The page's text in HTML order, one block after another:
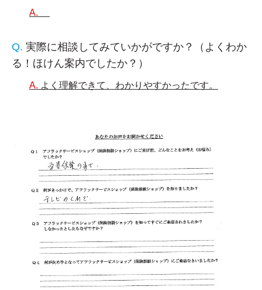
実際に相談してみていかがですか？（よくわか
る！ほけん案内でしたか？）
よく理解できて、わかりやすかったです。